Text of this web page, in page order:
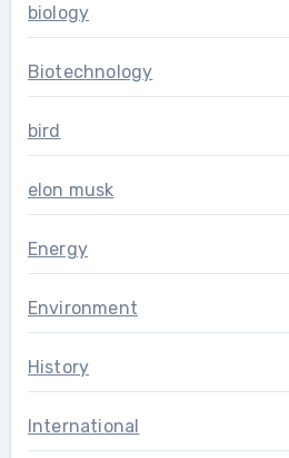
biology
Biotechnology
bird
elon musk
Energy
Environment
History
International